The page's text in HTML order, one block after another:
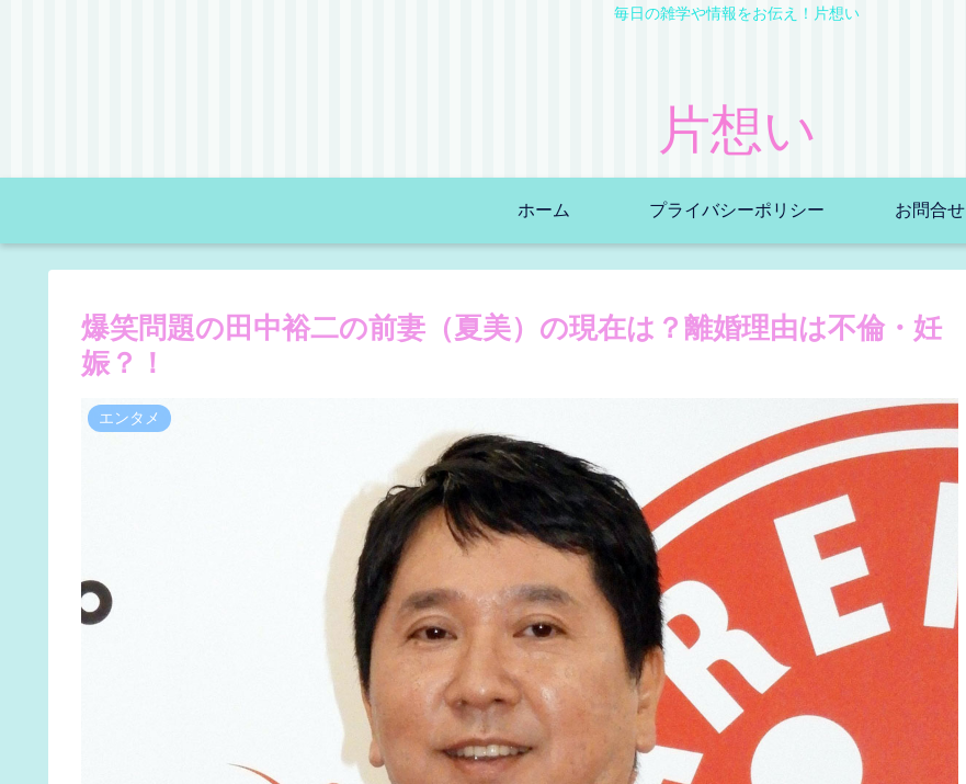
毎日の雑学や情報をお伝え！片想い
片想い
ホーム プライバシーポリシー お問合せ
爆笑問題の田中裕二の前妻（夏美）の現在は？離婚理由は不倫・妊
娠？！
エンタメ